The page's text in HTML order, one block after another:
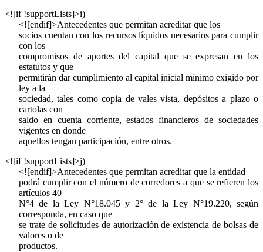
<![if !supportLists]>i)
<![endif]>Antecedentes que permitan acreditar que los
socios cuentan con los recursos líquidos necesarios para cumplir
con los
compromisos de aportes del capital que se expresan en los
estatutos y que
permitirán dar cumplimiento al capital inicial mínimo exigido por
ley a la
sociedad, tales como copia de vales vista, depósitos a plazo o
cartolas con
saldo en cuenta corriente, estados financieros de sociedades
vigentes en donde
aquellos tengan participación, entre otros.
<![if !supportLists]>j)
<![endif]>Antecedentes que permitan acreditar que la entidad
podrá cumplir con el número de corredores a que se refieren los
artículos 40
N°4 de la Ley N°18.045 y 2° de la Ley N°19.220, según
corresponda, en caso que
se trate de solicitudes de autorización de existencia de bolsas de
valores o de
productos.